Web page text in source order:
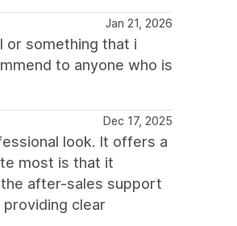
Jan 21, 2026
or something that i
to anyone who is
Dec 17, 2025
look. It offers a
most is that it
after-sales support
clear